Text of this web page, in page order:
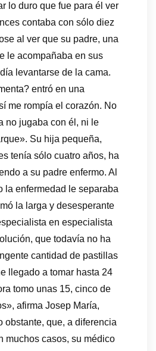
lo duro que fue para él ver
contaba con sólo diez
al ver que su padre, una
le acompañaba en sus
levantarse de la cama.
entró en una
me rompía el corazón. No
no jugaba con él, ni le
Su hija pequeña,
tenía sólo cuatro años, ha
a su padre enfermo. Al
la enfermedad le separaba
la larga y desesperante
en especialista
que todavía no ha
cantidad de pastillas
llegado a tomar hasta 24
tomo unas 15, cinco de
afirma Josep María,
obstante, que, a diferencia
muchos casos, su médico